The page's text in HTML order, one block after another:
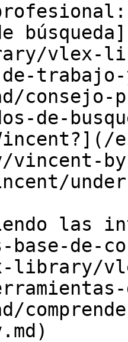
vlex-
consejo-
de-
las
de-
library/